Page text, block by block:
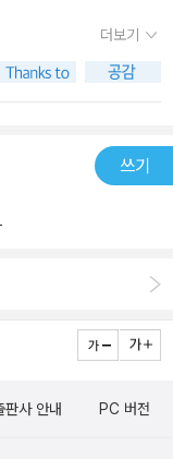
고향? 다 아닙니다.나
않고 그냥 그 모습 그
다른 분위기입니다.
와 즐거움을 뺐다면
니 그냥 먹먹합니다.
해서처절하리만큼
팔아치우는 인간, 등
고 연작이지만 연작이
더보기
쓰기
판사 안내 PC 버전